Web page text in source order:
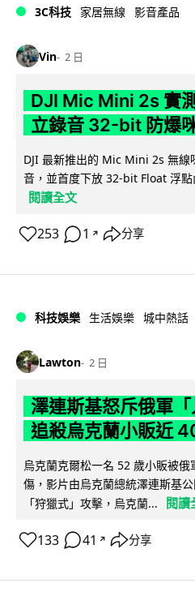
3C科技 家居無線 影音產品
Vin 2 日
DJI Mic Mini 2s 實
立錄音 32-bit 防爆
DJI 最新推出的 Mic Mini 2s 無線
音，並首度下放 32-bit Float 浮
閱讀全文
253 1 ↗ 分享
科技娛樂 生活娛樂 城中熱話
Lawton 2 日
澤連斯基怒斥俄軍
追殺烏克蘭小販近
烏克蘭克爾松一名 52 歲小販被
傷，影片由烏克蘭總統澤連斯基
「狩獵式」攻擊，烏克蘭...
閱讀
133 41 ↗ 分享